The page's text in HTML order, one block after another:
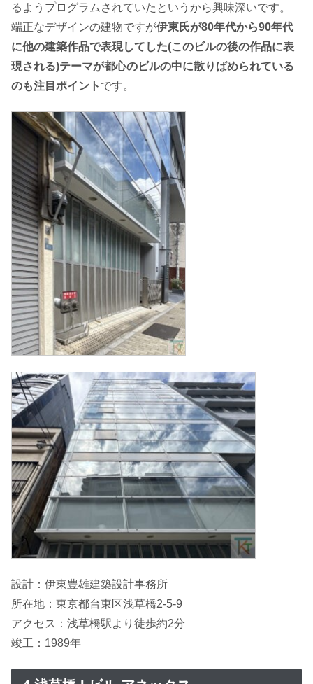
るようプログラムされていたというから興味深いです。
端正なデザインの建物ですが伊東氏が80年代から90年代
に他の建築作品で表現してした(このビルの後の作品に表
現される)テーマが都心のビルの中に散りばめられている
のも注目ポイント です。
設計：伊東豊雄建築設計事務所
所在地：東京都台東区浅草橋2-5-9
アクセス：浅草橋駅より徒歩約2分
竣工：1989年